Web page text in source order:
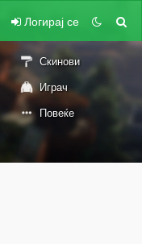
Логирај се
Скинови
Играч
Повеќе